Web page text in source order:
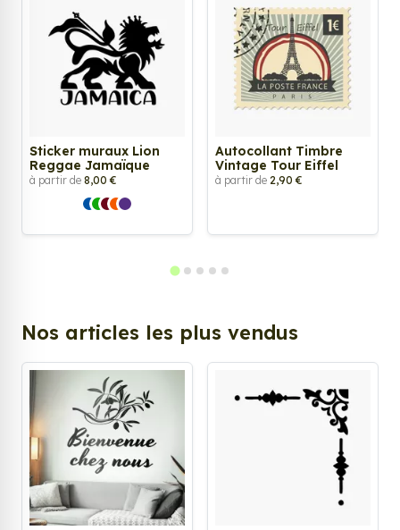
Sticker muraux Lion
Reggae Jamaïque
à partir de 8,00 €
Autocollant Timbre
Vintage Tour Eiffel
à partir de 2,90 €
Nos articles les plus vendus